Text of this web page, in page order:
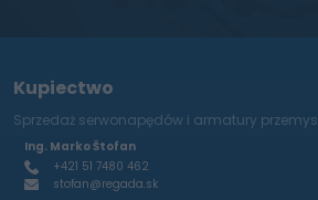
Kupiectwo
Sprzedaż serwonapędów i armatury
Ing. Marko Štofan
+421 51 7480 462
stofan@regada.sk